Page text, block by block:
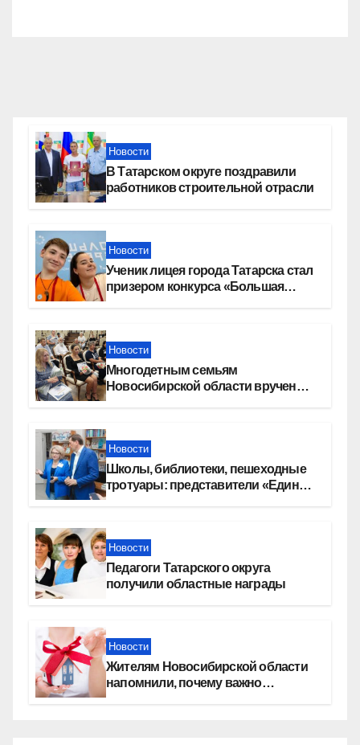
Новости
В Татарском округе поздравили
работников строительной отрасли
Новости
Ученик лицея города Татарска стал
призером конкурса «Большая
Новости
Многодетным семьям
Новосибирской области вручены
Новости
Школы, библиотеки, пешеходные
тротуары: представители «Единой
Новости
Педагоги Татарского округа
получили областные награды
Новости
Жителям Новосибирской области
напомнили, почему важно